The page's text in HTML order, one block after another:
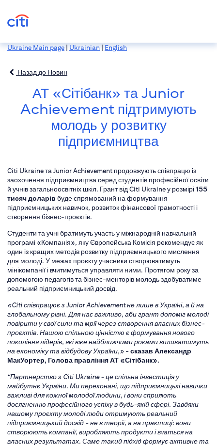
Ukraine Main page|Ukrainian|English
Назад до Новин
АТ «Сітібанк» та Junior
Achievement підтримують
молодь у розвитку
підприємництва
Citi Ukraine та Junior Achievement продовжують співпрацю із
заохочення підприємництва серед студентів професійної освіти
й учнів загальноосвітніх шкіл. Грант від Citi Ukraine у розмірі155
тисяч доларів буде спрямований на формування
підприємницьких навичок, розвиток фінансової грамотності і
створення бізнес-проєктів.
Студенти та учні братимуть участь у міжнародній навчальній
програмі «Компанія», яку Європейська Комісія рекомендує як
один із кращих методів розвитку підприємницького мислення
для молоді. У межах проєкту учасники створюватимуть
мінікомпанії і вчитимуться управляти ними. Протягом року за
допомогою педагогів та бізнес-менторів молодь здобуватиме
реальний підприємницький досвід.
«Citi співпрацює з Junior Achievement не лише в Україні, а й на
глобальному рівні. Для нас важливо, аби грант допоміг молоді
повірити у свої сили та мрії через створення власних бізнес-
проєктів. Нашою спільною цінністю є формування нового
покоління лідерів, які вже найближчими роками впливатимуть
на економіку та відбудову України,» - сказав Александр
МакУортер, Голова правління АТ «Сітібанк».
“Партнерство з Citi Ukraine - це спільна інвестиція у
майбутнє України. Ми переконані, що підприємницькі навички
важливі для кожної молодої людини, і вони сприяють
досягненню професійного успіху в будь-якій сфері. Завдяки
нашому проєкту молоді люди отримують реальний
підприємницький досвід - не в теорії, а на практиці: вони
створюють компанії, виробляють продукти і вчаться на
власних результатах. Саме такий підхід формує активне та